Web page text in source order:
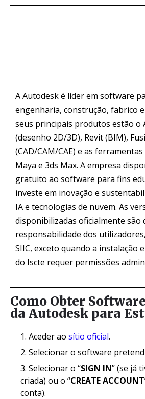
A Autodesk é líder em software
engenharia, construção, fabrico
seus principais produtos estão o
(desenho 2D/3D), Revit (BIM),
(CAD/CAM/CAE) e as
Maya e 3ds Max. A empresa
gratuito ao software para fins
investe em inovação e
IA e tecnologias de nuvem. As
disponibilizadas oficialmente são
responsabilidade dos
SIIC, exceto quando a instalação
do Iscte requer permissões
Como Obter
da Autodesk para
Aceder ao sítio oficial.
Selecionar o software
Selecionar o “SIGN IN” (se já
criada) ou o “CREATE ACCOUNT
conta).